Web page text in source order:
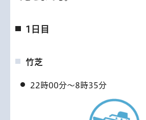
1日目
竹芝
22時00分～8時35分